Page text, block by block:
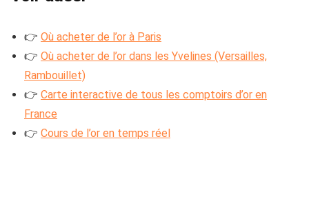
👉 Où acheter de l’or à Paris
👉 Où acheter de l’or dans les Yvelines (Versailles,
Rambouillet)
👉 Carte interactive de tous les comptoirs d’or en
France
👉 Cours de l’or en temps réel